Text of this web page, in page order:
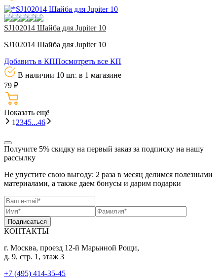
SJ102014 Шайба для Jupiter 10
SJ102014 Шайба для Jupiter 10
Добавить в КППосмотреть все КП
В наличии 10 шт. в 1 магазине
79 ₽
Показать eщё
1 2345...46
Получите 5% скидку на первый заказ за подписку на нашу
рассылку
Не упустите свою выгоду: 2 раза в месяц делимся полезными
материалами, а также даем бонусы и дарим подарки
Подписаться
КОНТАКТЫ
г. Москва, проезд 12-й Марьиной Рощи,
д. 9, стр. 1, этаж 3
+7 (495) 414-35-45